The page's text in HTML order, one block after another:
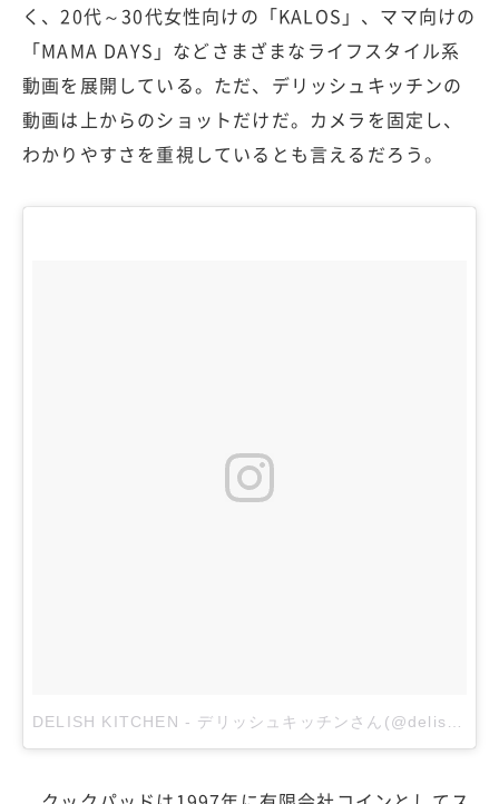
く、20代～30代女性向けの「KALOS」、ママ向けの
「MAMA DAYS」などさまざまなライフスタイル系
動画を展開している。ただ、デリッシュキッチンの
動画は上からのショットだけだ。カメラを固定し、
わかりやすさを重視しているとも言えるだろう。